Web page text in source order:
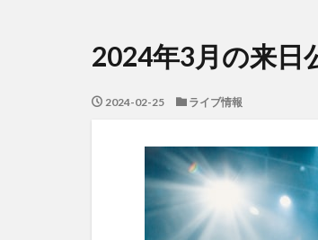
2024年3月の来日
2024-02-25 ライブ情報